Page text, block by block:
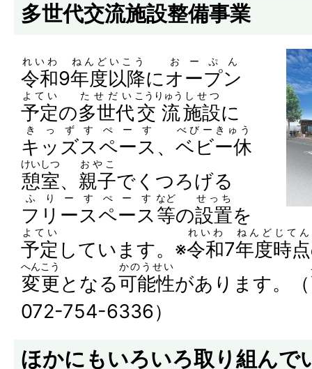
多世代交流施設整備事業
令和
れいわ
9年度
ねんど
以降
いこう
にオープン
おーぷん
予定
よてい
の多世代
たせだい
交流
こうりゅう
施設
しせつ
に
キッズスペース
きっずすぺーす
、 ベビー休
べびーきゅう
憩室
けいしつ
、 親子
おやこ
でくつろげる
フリースペース
ふりーすぺーす
等
など
の設置
せっち
を
予定
よてい
しています。※令和
れいわ
7年度
ねんど
時点
じてん
変更
へんこう
となる可能性
かのうせい
があります。（
072-754-6336）
ほかにもいろいろ取り組んで